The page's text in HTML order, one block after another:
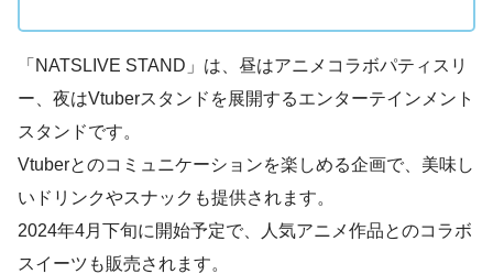
「NATSLIVE STAND」は、昼はアニメコラボパティスリ
ー、夜はVtuberスタンドを展開するエンターテインメント
スタンドです。
Vtuberとのコミュニケーションを楽しめる企画で、美味し
いドリンクやスナックも提供されます。
2024年4月下旬に開始予定で、人気アニメ作品とのコラボ
スイーツも販売されます。